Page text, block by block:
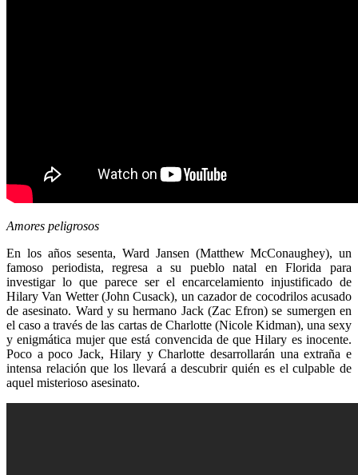
Amores peligrosos
En los años sesenta, Ward Jansen (Matthew McConaughey), un
famoso periodista, regresa a su pueblo natal en Florida para
investigar lo que parece ser el encarcelamiento injustificado de
Hilary Van Wetter (John Cusack), un cazador de cocodrilos acusado
de asesinato. Ward y su hermano Jack (Zac Efron) se sumergen en
el caso a través de las cartas de Charlotte (Nicole Kidman), una sexy
y enigmática mujer que está convencida de que Hilary es inocente.
Poco a poco Jack, Hilary y Charlotte desarrollarán una extraña e
intensa relación que los llevará a descubrir quién es el culpable de
aquel misterioso asesinato.